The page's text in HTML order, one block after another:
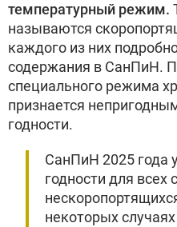
температурный режим.
называются
каждого из них
содержания в СанПиН.
специального режима
признается
годности.
СанПиН 2025 года
годности для всех
некоторых